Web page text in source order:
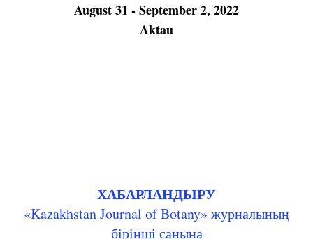
August 31 - September 2, 2022
Aktau
ХАБАРЛАНДЫРУ
«Kazakhstan Journal of Botany» журналының
бірінші санына